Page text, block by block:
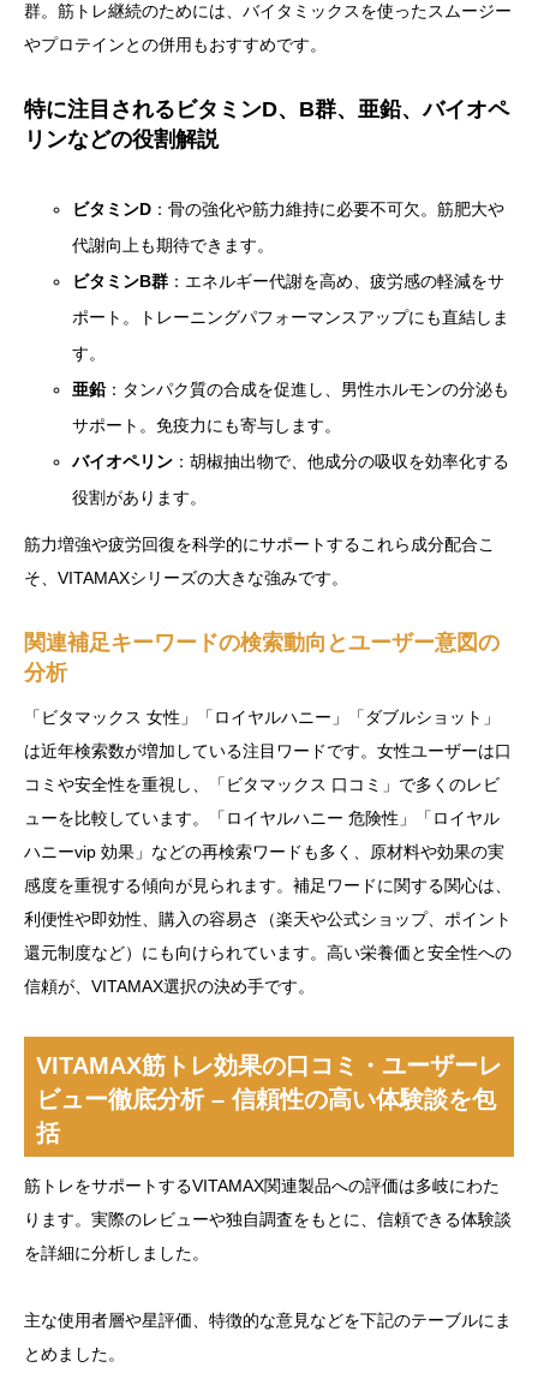
群。筋トレ継続のためには、バイタミックスを使ったスムージー
やプロテインとの併用もおすすめです。
特に注目されるビタミンD、B群、亜鉛、バイオペ
リンなどの役割解説
ビタミンD ：骨の強化や筋力維持に必要不可欠。筋肥大や
代謝向上も期待できます。
ビタミンB群 ：エネルギー代謝を高め、疲労感の軽減をサ
ポート。トレーニングパフォーマンスアップにも直結しま
す。
亜鉛：タンパク質の合成を促進し、男性ホルモンの分泌も
サポート。免疫力にも寄与します。
バイオペリン ：胡椒抽出物で、他成分の吸収を効率化する
役割があります。
筋力増強や疲労回復を科学的にサポートするこれら成分配合こ
そ、VITAMAXシリーズの大きな強みです。
関連補足キーワードの検索動向とユーザー意図の
分析
「ビタマックス 女性」「ロイヤルハニー」「ダブルショット」
は近年検索数が増加している注目ワードです。女性ユーザーは口
コミや安全性を重視し、「ビタマックス 口コミ」で多くのレビ
ューを比較しています。「ロイヤルハニー 危険性」「ロイヤル
ハニーvip 効果」などの再検索ワードも多く、原材料や効果の実
感度を重視する傾向が見られます。補足ワードに関する関心は、
利便性や即効性、購入の容易さ（楽天や公式ショップ、ポイント
還元制度など）にも向けられています。高い栄養価と安全性への
信頼が、VITAMAX選択の決め手です。
VITAMAX筋トレ効果の口コミ・ユーザーレ
ビュー徹底分析 – 信頼性の高い体験談を包
括
筋トレをサポートするVITAMAX関連製品への評価は多岐にわた
ります。実際のレビューや独自調査をもとに、信頼できる体験談
を詳細に分析しました。
主な使用者層や星評価、特徴的な意見などを下記のテーブルにま
とめました。